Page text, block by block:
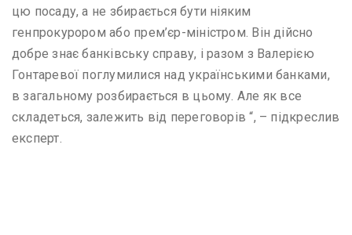
цю посаду, а не збирається бути ніяким
генпрокурором або прем’єр-міністром. Він дійсно
добре знає банківську справу, і разом з Валерією
Гонтаревої поглумилися над українськими банками,
в загальному розбирається в цьому. Але як все
складеться, залежить від переговорів “, – підкреслив
експерт.